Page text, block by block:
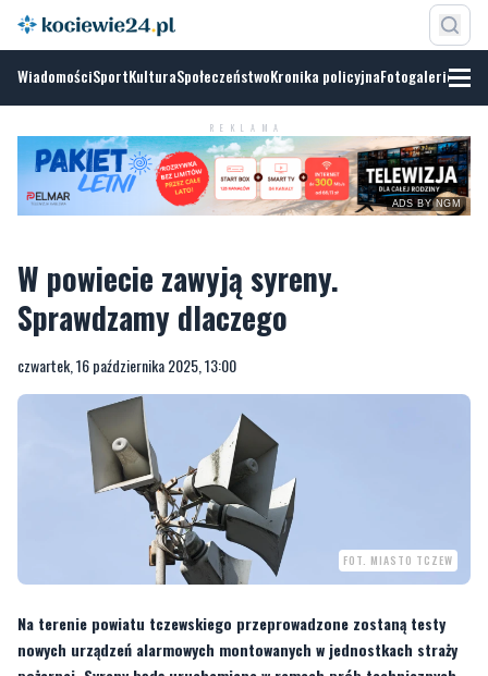
WiadomościSportKulturaSpołeczeństwoKronika policyjnaFotogalerie
REKLAMA
ADS BY NGM
W powiecie zawyją syreny.
Sprawdzamy dlaczego
czwartek, 16 października 2025, 13:00
FOT. MIASTO TCZEW
Na terenie powiatu tczewskiego przeprowadzone zostaną testy
nowych urządzeń alarmowych montowanych w jednostkach straży